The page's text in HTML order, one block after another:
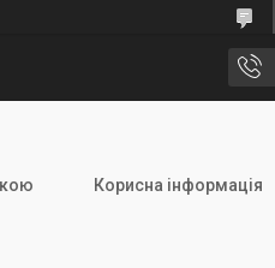
Корисна інформація